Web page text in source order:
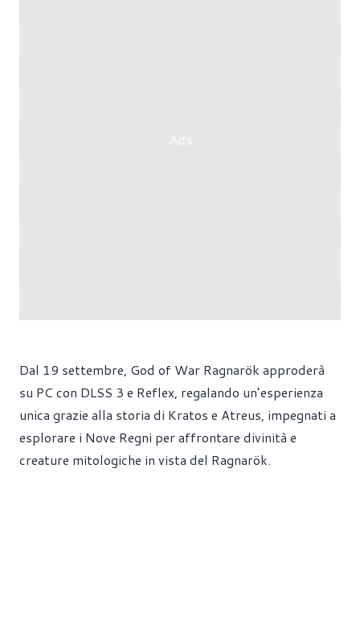
Dal 19 settembre, God of War Ragnarök approderà
su PC con DLSS 3 e Reflex, regalando un’esperienza
unica grazie alla storia di Kratos e Atreus, impegnati a
esplorare i Nove Regni per affrontare divinità e
creature mitologiche in vista del Ragnarök.